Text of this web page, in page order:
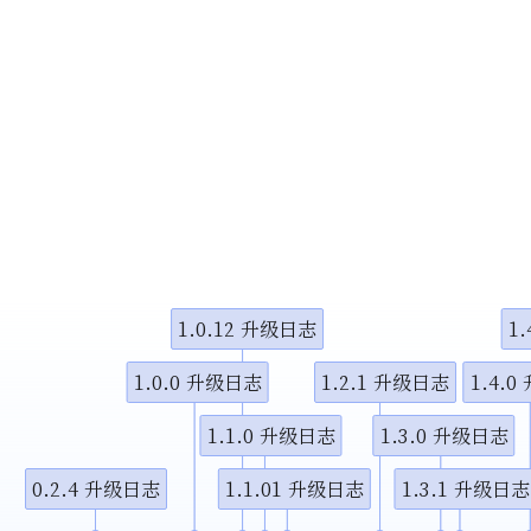
1.4.0
1.3.1 升级日志
1.3.0 升级日志
1.2.1 升级日志
1.1.01 升级日志
1.1.0 升级日志
1.0.12 升级日志
1.0.0 升级日志
0.2.4 升级日志